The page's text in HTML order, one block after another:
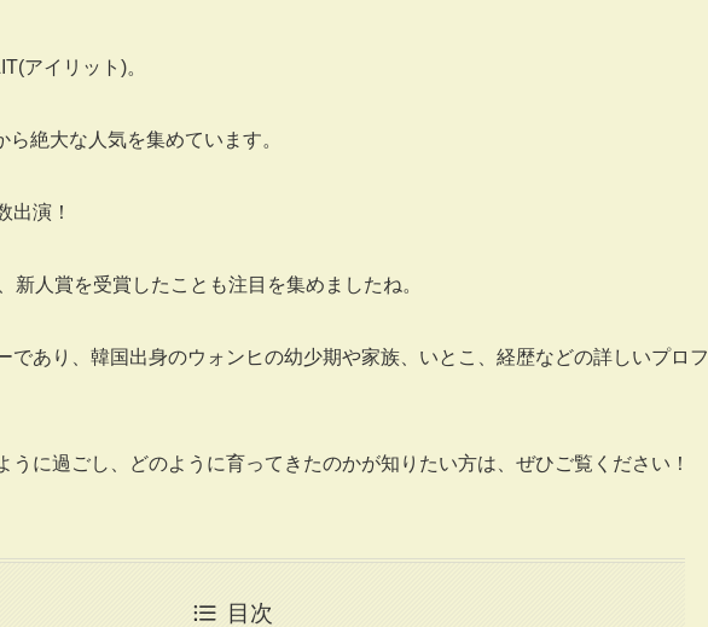
アイリット)。
絶大な人気を集めています。
出演！
新人賞を受賞したことも注目を集めましたね。
であり、韓国出身のウォンヒの幼少期や家族、いとこ、経歴などの詳しいプロフ
うに過ごし、どのように育ってきたのかが知りたい方は、ぜひご覧ください！
目次